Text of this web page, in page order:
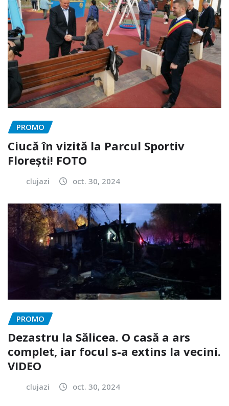
PROMO
Ciucă în vizită la Parcul Sportiv
Florești! FOTO
clujazi oct. 30, 2024
PROMO
Dezastru la Sălicea. O casă a ars
complet, iar focul s-a extins la vecini.
VIDEO
clujazi oct. 30, 2024